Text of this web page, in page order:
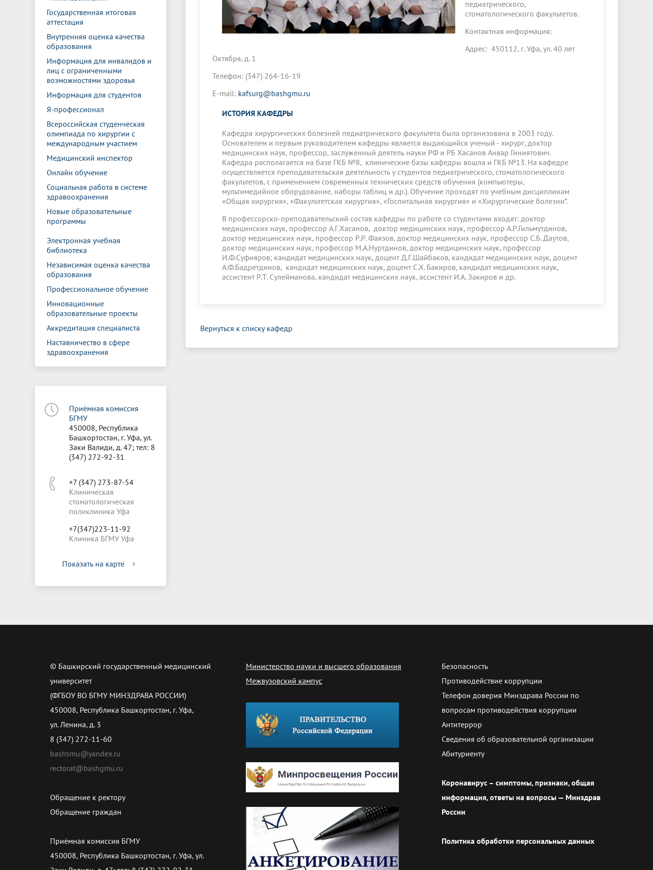
Государственная итоговая
аттестация
Внутренняя оценка качества
образования
Информация для инвалидов и
лиц с ограниченными
возможностями здоровья
Информация для студентов
Я-профессионал
Всероссийская студенческая
олимпиада по хирургии с
международным участием
Медицинский инспектор
Онлайн обучение
Социальная работа в системе
здравоохранения
Новые образовательные
программы
Электронная учебная
библиотека
Независимая оценка качества
образования
Профессиональное обучение
Инновационные
образовательные проекты
Аккредитация специалиста
Наставничество в сфере
здравоохранения
Приёмная комиссия
БГМУ
450008, Республика
Башкортостан, г. Уфа, ул.
Заки Валиди, д. 47; тел: 8
(347) 272-92-31
+7 (347) 273-87-54
Клиническая
стоматологическая
поликлиника Уфа
+7(347)223-11-92
Клиника БГМУ Уфа
Показать на карте
педиатрического,
стоматологического факультетов.
Контактная информация:
Адрес: 450112, г. Уфа, ул. 40 лет
Октября, д. 1
Телефон: (347) 264-16-19
E-mail: kafsurg@bashgmu.ru
ИСТОРИЯ КАФЕДРЫ
Кафедра хирургических болезней педиатрического факультета была организована в 2003 году.
Основателем и первым руководителем кафедры является выдающийся ученый - хирург, доктор
медицинских наук, профессор, заслуженный деятель науки РФ и РБ Хасанов Анвар Гиниятович.
Кафедра располагается на базе ГКБ №8, клинические базы кафедры вошла и ГКБ №13. На кафедре
осуществляется преподавательская деятельность у студентов педиатрического, стоматологического
факультетов, с применением современных технических средств обучения (компьютеры,
мультимедийное оборудование, наборы таблиц и др.). Обучение проходят по учебным дисциплинам
«Общая хирургия», «Факультетская хирургия», «Госпитальная хирургия» и «Хирургические болезни”.
В профессорско-преподавательский состав кафедры по работе со студентами входят: доктор
медицинских наук, профессор А.Г.Хасанов, доктор медицинских наук, профессор А.Р.Гильмутдинов,
доктор медицинских наук, профессор Р.Р. Фаязов, доктор медицинских наук, профессор С.Б. Даутов,
доктор медицинских наук, профессор М.А.Нуртдинов, доктор медицинских наук, профессор
И.Ф.Суфияров; кандидат медицинских наук, доцент Д.Г.Шайбаков, кандидат медицинских наук, доцент
А.Ф.Бадретдинов, кандидат медицинских наук, доцент С.Х. Бакиров, кандидат медицинских наук,
ассистент Р.Т. Сулейманова, кандидат медицинских наук, ассистент И.А. Закиров и др.
Вернуться к списку кафедр
© Башкирский государственный медицинский
университет
(ФГБОУ ВО БГМУ МИНЗДРАВА РОССИИ)
450008, Республика Башкортостан, г. Уфа,
ул. Ленина, д. 3
8 (347) 272-11-60
bashsmu@yandex.ru
rectorat@bashgmu.ru
Обращение к ректору
Обращение граждан
Приёмная комиссия БГМУ
450008, Республика Башкортостан, г. Уфа, ул.
Министерство науки и высшего образования
Межвузовский кампус
Безопасность
Противодействие коррупции
Телефон доверия Минздрава России по
вопросам противодействия коррупции
Антитеррор
Сведения об образовательной организации
Абитуриенту
Коронавирус – симптомы, признаки, общая
информация, ответы на вопросы — Минздрав
России
Политика обработки персональных данных